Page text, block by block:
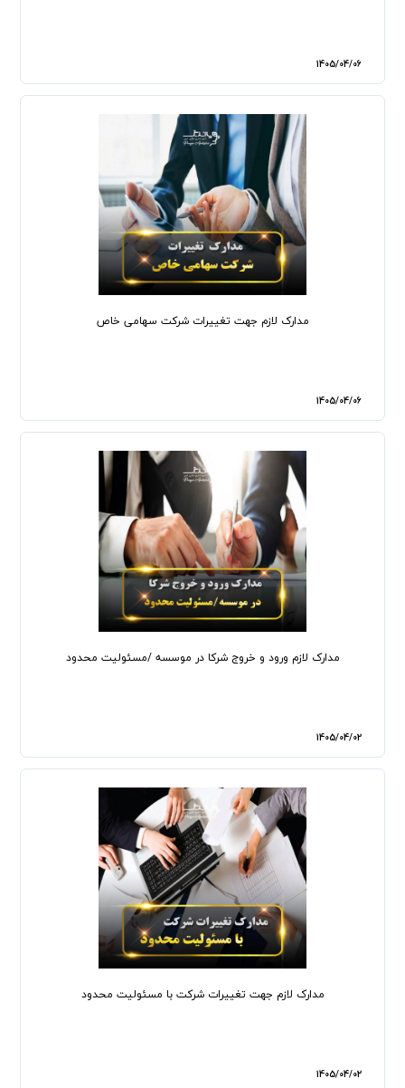
1405/04/06
مدارک لازم جهت تغییرات شرکت سهامی خاص
1405/04/06
مدارک لازم ورود و خروج شرکا در موسسه /مسئولیت محدود
1405/04/02
مدارک لازم جهت تغییرات شرکت با مسئولیت محدود
1405/04/02